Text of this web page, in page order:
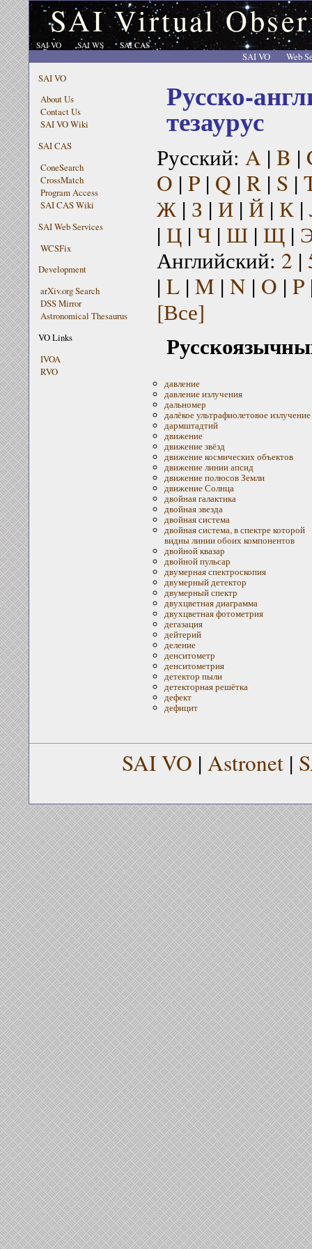
SAI Virtual
SAI VO SAI WS SAI CAS
SAI VO
Web
SAI VO
About Us
Contact Us
SAI VO Wiki
SAI CAS
ConeSearch
CrossMatch
Program Access
SAI CAS Wiki
SAI Web Services
WCSFix
Development
arXiv.org Search
DSS Mirror
Astronomical Thesaurus
VO Links
IVOA
RVO
Русско-
тезаурус
Русский: A | B |
O | P| Q | R| S |
Ж| З | И| Й| К|
| Ц| Ч| Ш| Щ|
Английский: 2 |
| L| M | N | O | P
[Все]
давление
давление излучения
дальномер
далёкое ультрафиолетовое излучение
дармштадтий
движение
движение звёзд
движение космических объектов
движение линии апсид
движение полюсов Земли
движение Солнца
двойная галактика
двойная звезда
двойная система
двойная система, в спектре которой
видны линии обоих компонентов
двойной квазар
двойной пульсар
двумерная спектроскопия
двумерный детектор
двумерный спектр
двухцветная диаграмма
двухцветная фотометрия
дегазация
дейтерий
деление
денситометр
денситометрия
детектор пыли
детекторная решётка
дефект
дефицит
SAI VO | Astronet |